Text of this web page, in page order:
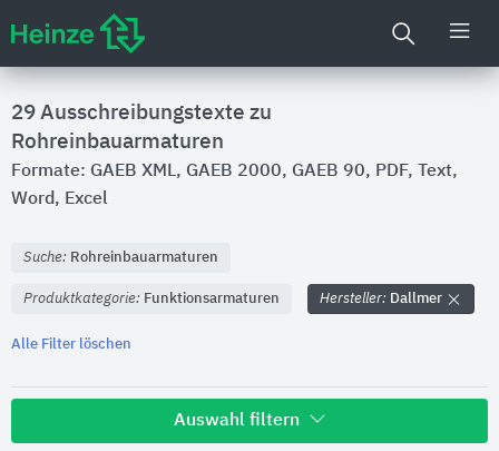
29 Ausschreibungstexte zu
Rohreinbauarmaturen
Formate: GAEB XML, GAEB 2000, GAEB 90, PDF, Text,
Word, Excel
Suche: Rohreinbauarmaturen
Produktkategorie: Funktionsarmaturen Hersteller: Dallmer
Alle Filter löschen
Auswahl filtern